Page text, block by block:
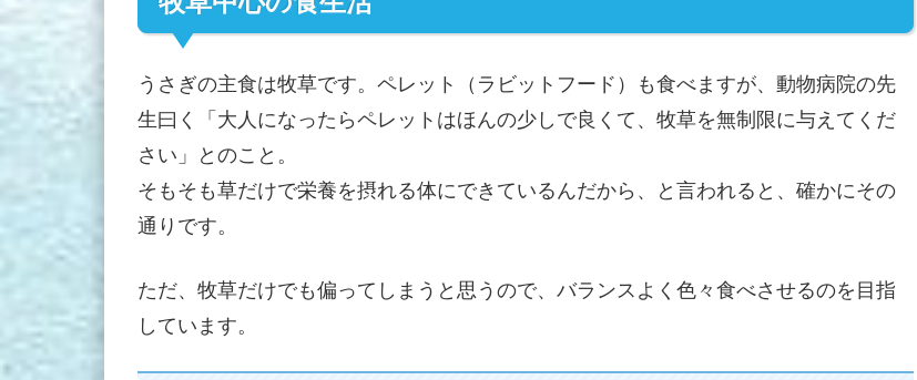
うさぎの主食は牧草です。ペレット（ラビットフード）も食べますが、動物病院の先
生曰く「大人になったらペレットはほんの少しで良くて、牧草を無制限に与えてくだ
さい」とのこと。
そもそも草だけで栄養を摂れる体にできているんだから、と言われると、確かにその
通りです。
ただ、牧草だけでも偏ってしまうと思うので、バランスよく色々食べさせるのを目指
しています。